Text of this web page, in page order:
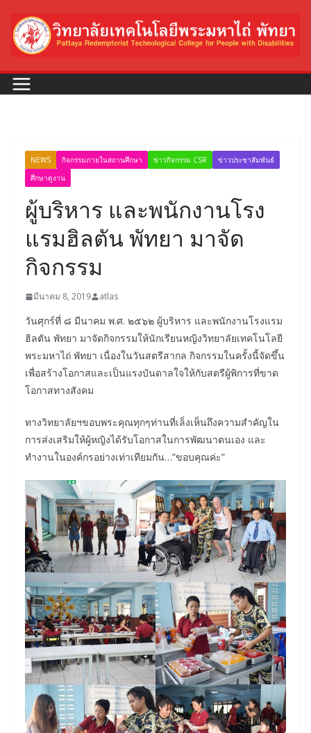
content
NEWS กิจกรรมภายในสถานศึกษา ข่าวกิจกรรม CSR
ข่าวประชาสัมพันธ์
ศึกษาดูงาน
ผู้บริหาร และพนักงานโรง
แรมฮิลตัน พัทยา มาจัด
กิจกรรม
มีนาคม 8, 2019 atlas
วันศุกร์ที่ ๘ มีนาคม พ.ศ. ๒๕๖๒ ผู้บริหาร และพนักงานโรงแรม
ฮิลตัน พัทยา มาจัดกิจกรรมให้นักเรียนหญิงวิทยาลัยเทคโนโลยี
พระมหาไถ่ พัทยา เนื่องในวันสตรีสากล กิจกรรมในครั้งนี้จัดขึ้น
เพื่อสร้างโอกาสและเป็นแรงบันดาลใจให้กับสตรีผู้พิการที่ขาด
โอกาสทางสังคม
ทางวิทยาลัยฯขอบพระคุณทุกๆท่านที่เล็งเห็นถึงความสำคัญใน
การส่งเสริมให้ผู้หญิงได้รับโอกาสในการพัฒนาตนเอง และ
ทำงานในองค์กรอย่างเท่าเทียมกัน…”ขอบคุณค่ะ”